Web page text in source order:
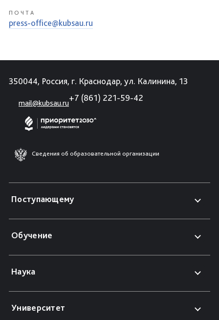
ПОЧТА
press-office@kubsau.ru
350044, Россия, г. Краснодар, ул. Калинина, 13
mail@kubsau.ru
+7 (861) 221-59-42
Сведения об образовательной организации
Поступающему
Обучение
Наука
Университет